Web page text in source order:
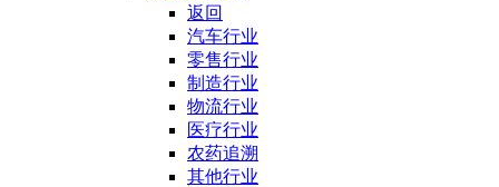
返回
汽车行业
零售行业
制造行业
物流行业
医疗行业
农药追溯
其他行业